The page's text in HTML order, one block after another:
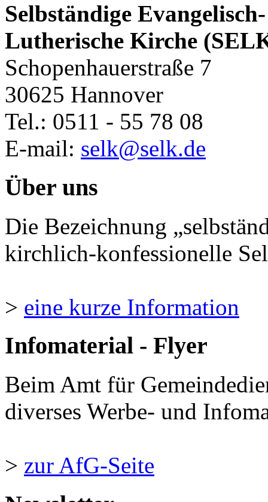
Selbständige Evangelisch-
Lutherische Kirche
Schopenhauerstraße 7
30625 Hannover
Tel.: 0511 - 55 78 08
E-mail: selk@selk.de
Über uns
Die Bezeichnung
kirchlich-konfessionelle
> eine kurze Information
Infomaterial - Flyer
Beim Amt für
diverses Werbe- und
> zur AfG-Seite